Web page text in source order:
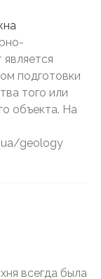
является
подготовки
того или
объекта. На
geology
всегда была